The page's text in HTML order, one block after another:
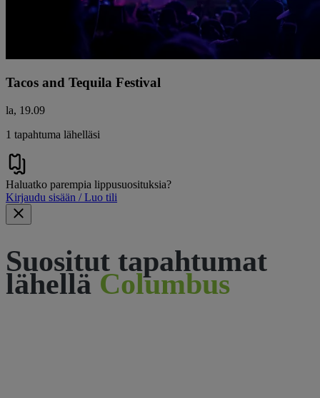
Tacos and Tequila Festival
la, 19.09
1 tapahtuma lähelläsi
Haluatko parempia lippusuosituksia?
Kirjaudu sisään / Luo tili
Suositut tapahtumat
lähellä Columbus